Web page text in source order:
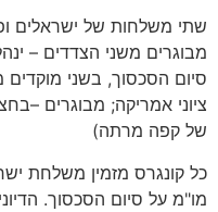
שתי משלחות של ישראלים
מבוגרים משני הצדדים –
סיום הסכסוך, בשני מוקדים
ציוני אמריקה; מבוגרים
של קפה מרתה)
כל קונגרס מזמין משלחת
מו"מ על סיום הסכסוך.